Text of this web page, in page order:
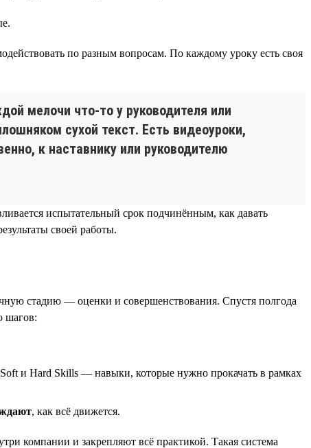
по разным вопросам. По каждому уроку есть своя
мелочи что-то у руководителя или
сухой текст. Есть видеоуроки,
к наставнику или руководителю
испытательный срок подчинённым, как давать
своей работы.
стадию — оценки и совершенствования. Спустя полгода
шагов:
и Hard Skills — навыки, которые нужно прокачать в рамках
, как всё движется.
компании и закрепляют всё практикой. Такая система